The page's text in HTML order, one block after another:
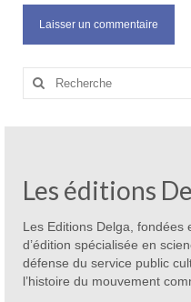
Rechercher
Les éditions
Les Editions Delga, fondées
d’édition spécialisée en
défense du service public
l’histoire du mouvement